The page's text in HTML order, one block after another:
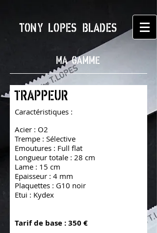
TONY LOPES BLADES
MA GAMME
TRAPPEUR
Caractéristiques :
Acier : O2
Trempe : Sélective
Emoutures : Full flat
Longueur totale : 28 cm
Lame : 15 cm
Epaisseur : 4 mm
Plaquettes : G10 noir
Etui : Kydex
Tarif de base : 350 €